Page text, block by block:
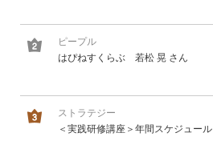
ピープル
はぴねすくらぶ 若松 晃 さん
ストラテジー
＜実践研修講座＞年間スケジュール